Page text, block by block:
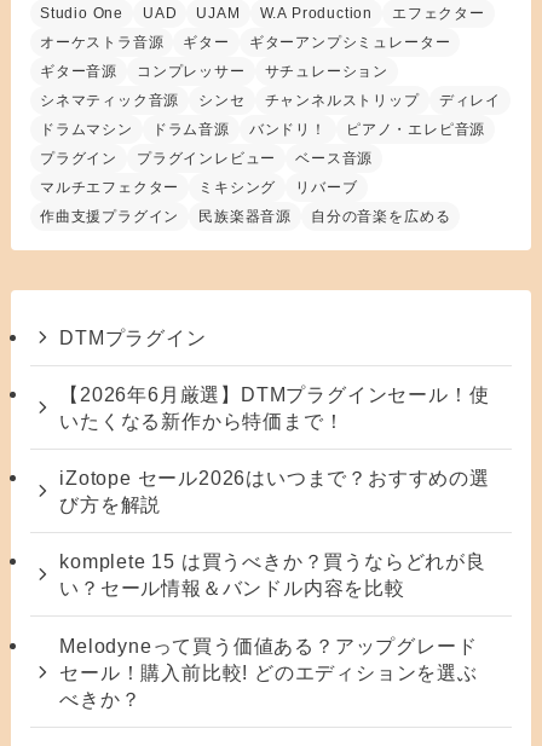
Studio One
UAD UJAM W.A Production
エフェクター
オーケストラ音源
ギター
ギターアンプシミュレーター
ギター音源
コンプレッサー
サチュレーション
シネマティック音源
シンセ チャンネルストリップ
ディレイ
ドラムマシン
ドラム音源 バンドリ！
ピアノ・エレピ音源
プラグイン
プラグインレビュー
ベース音源
マルチエフェクター
ミキシング
リバーブ
作曲支援プラグイン
民族楽器音源 自分の音楽を広める
DTMプラグイン
【2026年6月厳選】DTMプラグインセール！使
いたくなる新作から特価まで！
iZotope セール2026はいつまで？おすすめの選
び方を解説
komplete 15 は買うべきか？買うならどれが良
い？セール情報＆バンドル内容を比較
Melodyneって買う価値ある？アップグレード
セール！購入前比較! どのエディションを選ぶ
べきか？